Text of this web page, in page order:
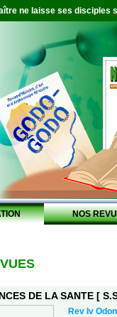
ne laisse ses disciples
NOS
DE LA SANTE [
Rev Iv